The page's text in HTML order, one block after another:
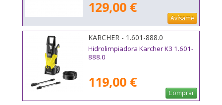
129,00 €
Avísame
KARCHER - 1.601-888.0
Hidrolimpiadora Karcher K3 1.601-
888.0
119,00 €
Comprar